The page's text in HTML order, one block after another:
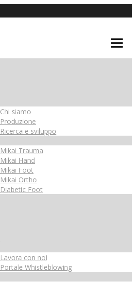
Chi siamo
Produzione
Ricerca e sviluppo
Mikai Trauma
Mikai Hand
Mikai Foot
Mikai Ortho
Diabetic Foot
Lavora con noi
Portale Whistleblowing